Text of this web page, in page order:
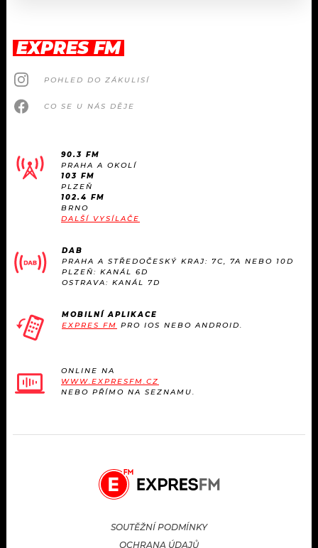
EXPRES FM
POHLED DO ZÁKULISÍ
CO SE U NÁS DĚJE
90.3 FM
PRAHA A OKOLÍ
103 FM
PLZEŇ
102.4 FM
BRNO
DALŠÍ VYSÍLAČE
DAB
PRAHA A STŘEDOČESKÝ KRAJ: 7C, 7A NEBO 10D
PLZEŇ: KANÁL 6D
OSTRAVA: KANÁL 7D
MOBILNÍ APLIKACE
EXPRES FM PRO IOS NEBO ANDROID.
ONLINE NA
WWW.EXPRESFM.CZ
NEBO PŘÍMO NA SEZNAMU.
SOUTĚŽNÍ PODMÍNKY
OCHRANA ÚDAJŮ